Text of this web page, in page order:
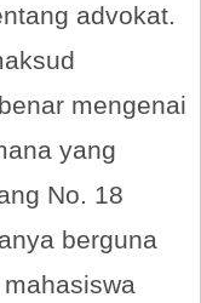
advokat.
mengenai
yang
No. 18
berguna